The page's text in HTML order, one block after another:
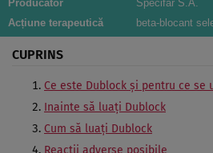
Producător
Specifar S.A.
Acțiune terapeutică
beta-blocant
CUPRINS
Ce este Dublock şi pentru ce se
Inainte să luaţi Dublock
Cum să luaţi Dublock